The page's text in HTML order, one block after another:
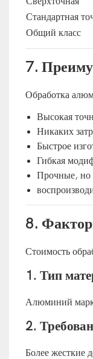
Стандартная
Общий класс
7.
Обработка
Высокая
Никаких
Быстрое
Гибкая
Прочные, но
8.
Стоимость
1. Тип
Алюминий
2.
Более жесткие